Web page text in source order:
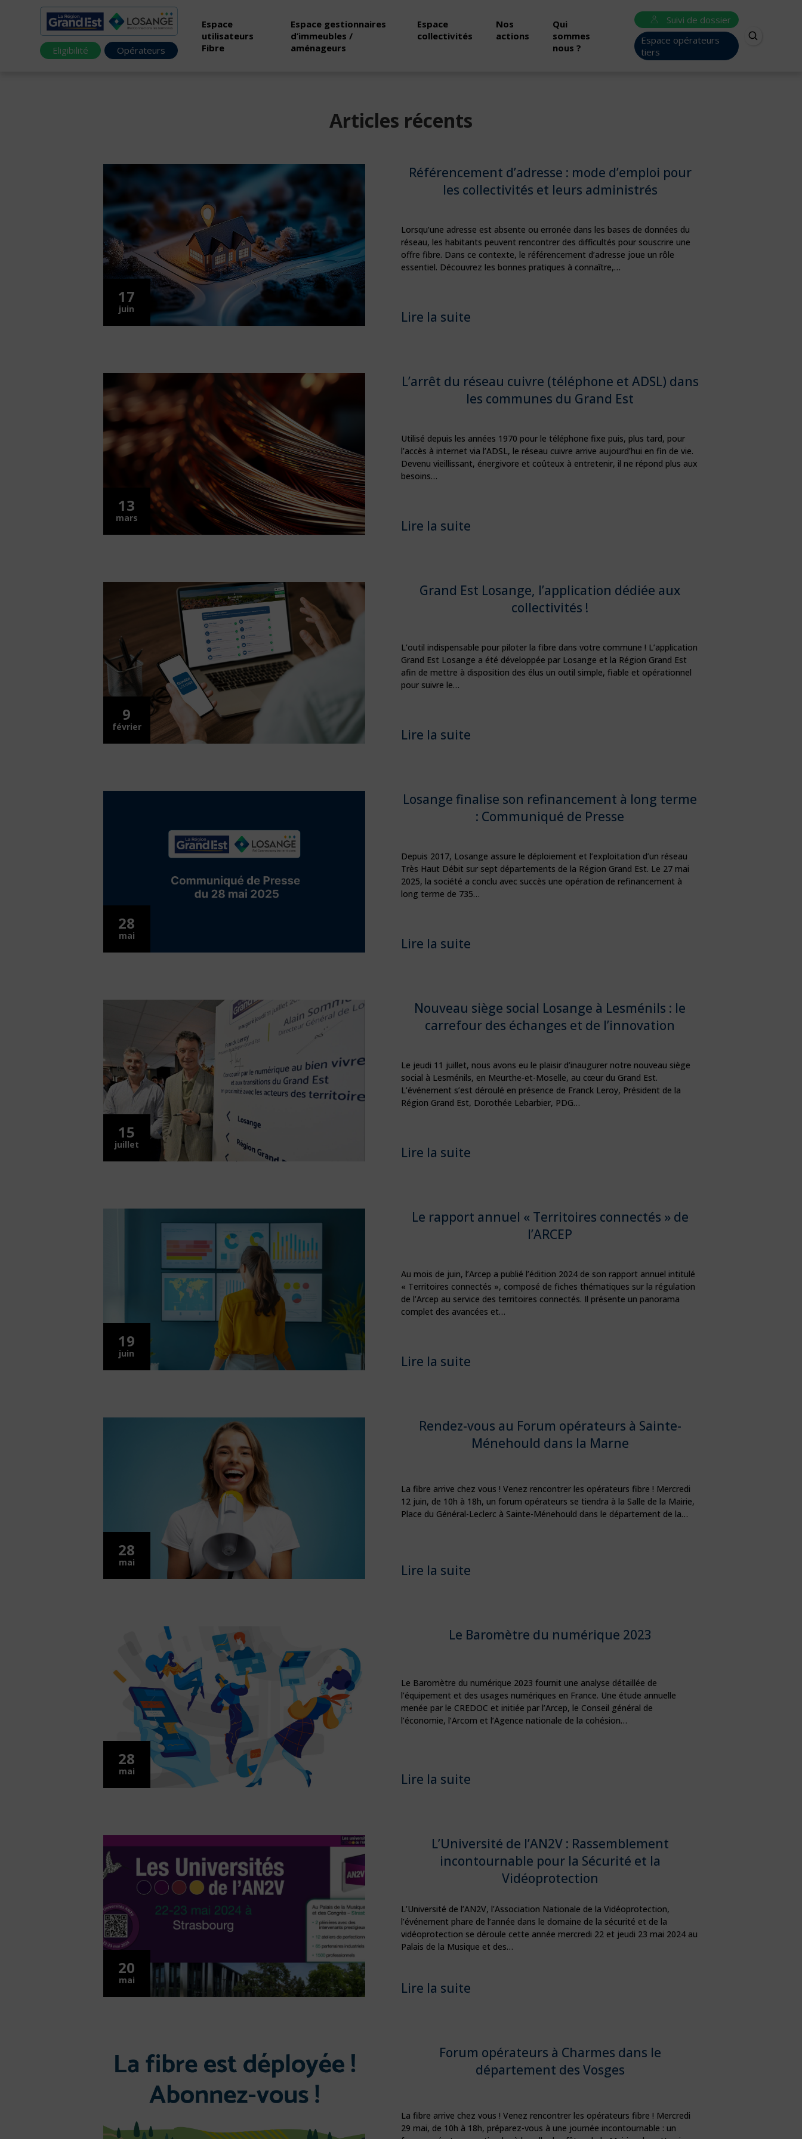
Eligibilité Opérateurs
Espace
utilisateurs
Fibre
Espace gestionnaires
d’immeubles /
aménageurs
Espace
collectivités
Nos
actions
Qui
sommes
nous ?
Suivi de dossier
Espace opérateurs
tiers
Articles récents
17
juin
Référencement d’adresse : mode d’emploi pour
les collectivités et leurs administrés
Lorsqu’une adresse est absente ou erronée dans les bases de données du
réseau, les habitants peuvent rencontrer des difficultés pour souscrire une
offre fibre. Dans ce contexte, le référencement d’adresse joue un rôle
essentiel. Découvrez les bonnes pratiques à connaître,…
Lire la suite
13
mars
L’arrêt du réseau cuivre (téléphone et ADSL) dans
les communes du Grand Est
Utilisé depuis les années 1970 pour le téléphone fixe puis, plus tard, pour
l’accès à internet via l’ADSL, le réseau cuivre arrive aujourd’hui en fin de vie.
Devenu vieillissant, énergivore et coûteux à entretenir, il ne répond plus aux
besoins…
Lire la suite
9
février
Grand Est Losange, l’application dédiée aux
collectivités !
L’outil indispensable pour piloter la fibre dans votre commune ! L’application
Grand Est Losange a été développée par Losange et la Région Grand Est
afin de mettre à disposition des élus un outil simple, fiable et opérationnel
pour suivre le…
Lire la suite
28
mai
Losange finalise son refinancement à long terme
: Communiqué de Presse
Depuis 2017, Losange assure le déploiement et l’exploitation d’un réseau
Très Haut Débit sur sept départements de la Région Grand Est. Le 27 mai
2025, la société a conclu avec succès une opération de refinancement à
long terme de 735…
Lire la suite
15
juillet
Nouveau siège social Losange à Lesménils : le
carrefour des échanges et de l’innovation
Le jeudi 11 juillet, nous avons eu le plaisir d’inaugurer notre nouveau siège
social à Lesménils, en Meurthe-et-Moselle, au cœur du Grand Est.
L’événement s’est déroulé en présence de Franck Leroy, Président de la
Région Grand Est, Dorothée Lebarbier, PDG…
Lire la suite
19
juin
Le rapport annuel « Territoires connectés » de
l’ARCEP
Au mois de juin, l’Arcep a publié l’édition 2024 de son rapport annuel intitulé
« Territoires connectés », composé de fiches thématiques sur la régulation
de l’Arcep au service des territoires connectés. Il présente un panorama
complet des avancées et…
Lire la suite
28
mai
Rendez-vous au Forum opérateurs à Sainte-
Ménehould dans la Marne
La fibre arrive chez vous ! Venez rencontrer les opérateurs fibre ! Mercredi
12 juin, de 10h à 18h, un forum opérateurs se tiendra à la Salle de la Mairie,
Place du Général-Leclerc à Sainte-Ménehould dans le département de la…
Lire la suite
28
mai
Le Baromètre du numérique 2023
Le Baromètre du numérique 2023 fournit une analyse détaillée de
l’équipement et des usages numériques en France. Une étude annuelle
menée par le CREDOC et initiée par l’Arcep, le Conseil général de
l’économie, l’Arcom et l’Agence nationale de la cohésion…
Lire la suite
20
mai
L’Université de l’AN2V : Rassemblement
incontournable pour la Sécurité et la
Vidéoprotection
L’Université de l’AN2V, l’Association Nationale de la Vidéoprotection,
l’événement phare de l’année dans le domaine de la sécurité et de la
vidéoprotection se déroule cette année mercredi 22 et jeudi 23 mai 2024 au
Palais de la Musique et des…
Lire la suite
Forum opérateurs à Charmes dans le
département des Vosges
La fibre arrive chez vous ! Venez rencontrer les opérateurs fibre ! Mercredi
29 mai, de 10h à 18h, préparez-vous à une journée incontournable : un